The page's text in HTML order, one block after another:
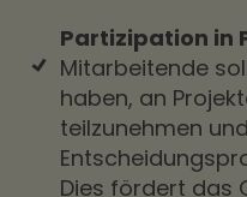
Partizipation in
Mitarbeitende
haben, an
teilzunehmen
Dies fördert das